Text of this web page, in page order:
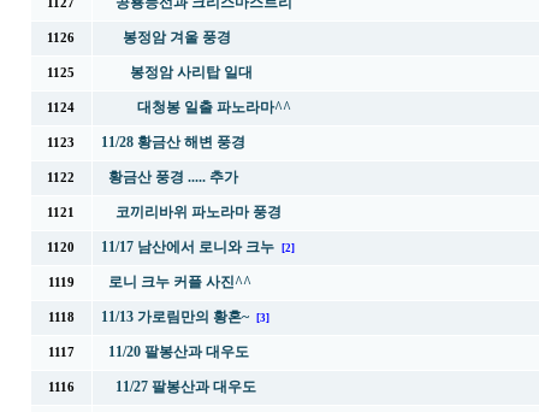
1127
1126 봉정암 겨울 풍경
1125 봉정암 사리탑 일대
1124 대청봉 일출 파노라마^^
1123 11/28 황금산 해변 풍경
1122 황금산 풍경 ..... 추가
1121 코끼리바위 파노라마 풍경
1120 11/17 남산에서 로니와 크누 [2]
1119 로니 크누 커플 사진^^
1118 11/13 가로림만의 황혼~ [3]
1117 11/20 팔봉산과 대우도
1116 11/27 팔봉산과 대우도